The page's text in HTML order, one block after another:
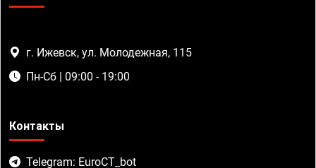
г. Ижевск, ул. Молодежная, 115
Пн-Сб | 09:00 - 19:00
Контакты
Telegram: EuroCT_bot